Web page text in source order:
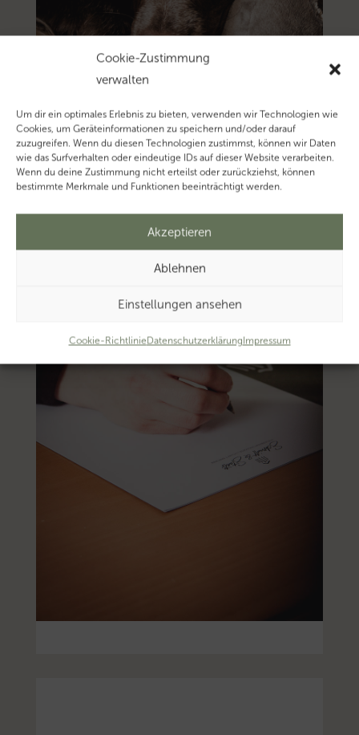
Cookie-Zustimmung
verwalten
Um dir ein optimales Erlebnis zu bieten, verwenden wir Technologien wie
Cookies, um Geräteinformationen zu speichern und/oder darauf
zuzugreifen. Wenn du diesen Technologien zustimmst, können wir Daten
wie das Surfverhalten oder eindeutige IDs auf dieser Website verarbeiten.
Wenn du deine Zustimmung nicht erteilst oder zurückziehst, können
bestimmte Merkmale und Funktionen beeinträchtigt werden.
Akzeptieren
Ablehnen
Einstellungen ansehen
Cookie-RichtlinieDatenschutzerklärungImpressum